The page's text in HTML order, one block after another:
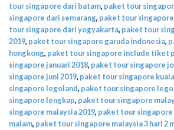
tour singapore dari batam, paket tour
singapore dari semarang, paket tour
tour singapore dari yogyakarta, paket tour
2019, paket tour singapore garuda indonesia,
hongkong, paket tour singapore include tiket
singapore januari 2018, paket tour singapore
singapore juni 2019, paket tour singapore
singapore legoland, paket tour singapore
singapore lengkap, paket tour singapore
singapore malaysia 2019, paket tour singapore
malam, paket tour singapore malaysia 3 hari 2